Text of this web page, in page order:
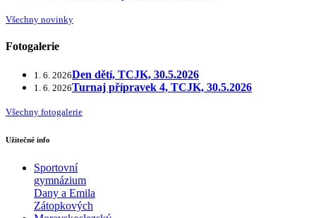
Všechny novinky
Fotogalerie
1. 6. 2026Den dětí, TCJK, 30.5.2026
1. 6. 2026Turnaj přípravek 4, TCJK, 30.5.2026
Všechny fotogalerie
Užitečné info
Sportovní
gymnázium
Dany a Emila
Zátopkových